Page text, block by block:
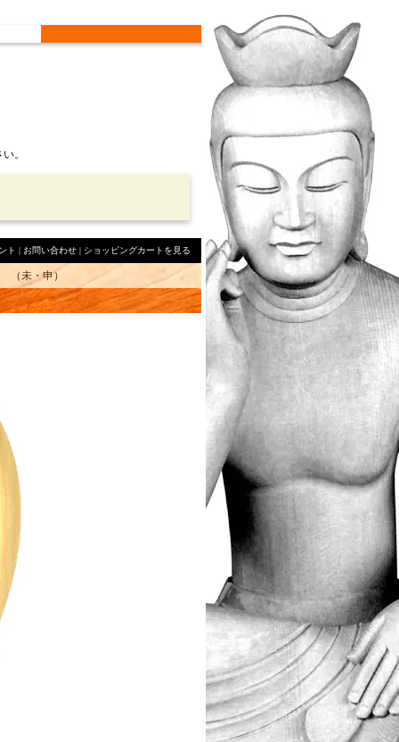
。
ト | お問い合わせ | ショッピングカートを見る
未・申）